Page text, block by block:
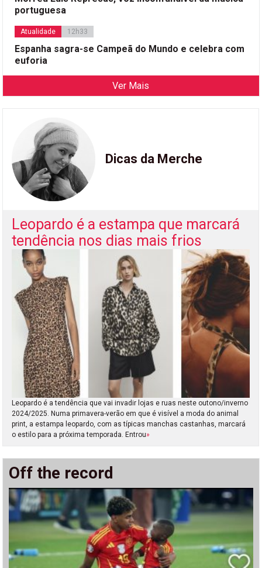
portuguesa
Atualidade 12h33
Espanha sagra-se Campeã do Mundo e celebra com
euforia
Ver Mais
Dicas da Merche
Leopardo é a estampa que marcará
tendência nos dias mais frios
Leopardo é a tendência que vai invadir lojas e ruas neste outono/inverno
2024/2025. Numa primavera-verão em que é visível a moda do animal
print, a estampa leopardo, com as típicas manchas castanhas, marcará
o estilo para a próxima temporada. Entrou»
Off the record